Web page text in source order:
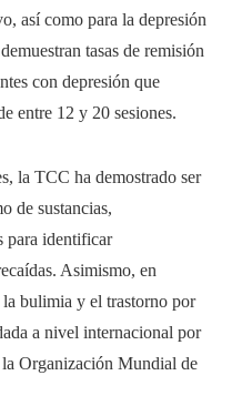
así como para la depresión
tasas de remisión
con depresión que
entre 12 y 20 sesiones.
la TCC ha demostrado ser
de sustancias,
para identificar
Asimismo, en
bulimia y el trastorno por
a nivel internacional por
Organización Mundial de